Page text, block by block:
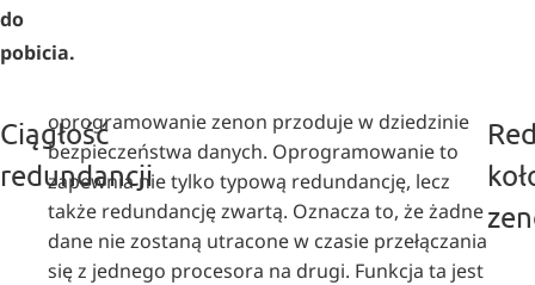
do
pobicia.
Ciągłość
redundancji
oprogramowanie zenon przoduje w dziedzinie
bezpieczeństwa danych. Oprogramowanie to
zapewnia nie tylko typową redundancję, lecz
także redundancję zwartą. Oznacza to, że żadne
dane nie zostaną utracone w czasie przełączania
się z jednego procesora na drugi. Funkcja ta jest